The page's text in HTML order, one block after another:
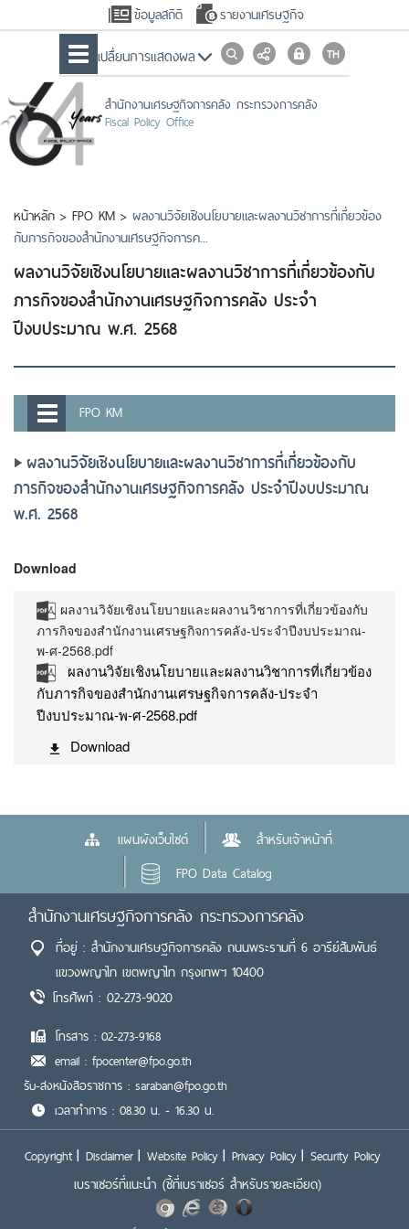
ข้อมูลสถิติ รายงานเศรษฐกิจ
เปลื่ยนการแสดงผล
สำนักงานเศรษฐกิจการคลัง กระทรวงการคลัง
Fiscal Policy Office
หน้าหลัก > FPO KM > ผลงานวิจัยเชิงนโยบายและผลงานวิชาการที่เกี่ยวข้อง
กับภารกิจของสำนักงานเศรษฐกิจการค...
ผลงานวิจัยเชิงนโยบายและผลงานวิชาการที่เกี่ยวข้องกับ
ภารกิจของสำนักงานเศรษฐกิจการคลัง ประจำ
ปีงบประมาณ พ.ศ. 2568
FPO KM
ผลงานวิจัยเชิงนโยบายและผลงานวิชาการที่เกี่ยวข้องกับ
ภารกิจของสำนักงานเศรษฐกิจการคลัง ประจำปีงบประมาณ
พ.ศ. 2568
Download
ผลงานวิจัยเชิงนโยบายและผลงานวิชาการที่เกี่ยวข้องกับ
ภารกิจของสำนักงานเศรษฐกิจการคลัง-ประจำปีงบประมาณ-
พ-ศ-2568.pdf
ผลงานวิจัยเชิงนโยบายและผลงานวิชาการที่เกี่ยวข้อง
กับภารกิจของสำนักงานเศรษฐกิจการคลัง-ประจำ
ปีงบประมาณ-พ-ศ-2568.pdf
Download
แผนผังเว็บไซต์
สำหรับเจ้าหน้าที่
FPO Data Catalog
สำนักงานเศรษฐกิจการคลัง กระทรวงการคลัง
ที่อยู่ : สำนักงานเศรษฐกิจการคลัง ถนนพระรามที่ 6 อารีย์สัมพันธ์
แขวงพญาไท เขตพญาไท กรุงเทพฯ 10400
โทรศัพท์ : 02-273-9020
โทรสาร : 02-273-9168
email : fpocenter@fpo.go.th
รับ-ส่งหนังสือราชการ : saraban@fpo.go.th
เวลาทำการ : 08.30 น. - 16.30 น.
Copyright Disclaimer Website Policy Privacy Policy Security Policy
เบราเซอร์ที่แนะนำ (ชี้ที่เบราเซอร์ สำหรับรายละเอียด)